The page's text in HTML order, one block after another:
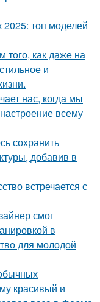
2025: топ моделей
того, как даже на
и
нас, когда мы
всему
сохранить
добавив в
встречается с
смог
в
для молодой
красивый и